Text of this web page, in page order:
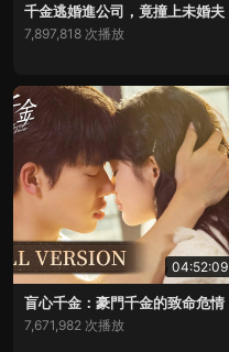
千金逃婚進公司，竟撞上未婚夫
7,897,818 次播放
04:52:09
盲心千金：豪門千金的致命危情
7,671,982 次播放